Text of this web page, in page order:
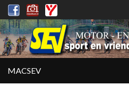
MACSEV